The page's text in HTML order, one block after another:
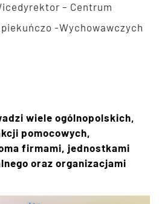
– Centrum
-Wychowawczych
wiele ogólnopolskich,
pomocowych,
firmami, jednostkami
oraz organizacjami